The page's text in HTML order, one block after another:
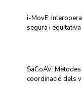
i-MovE:
segura i equitativa
SaCoAV:
coordinació dels